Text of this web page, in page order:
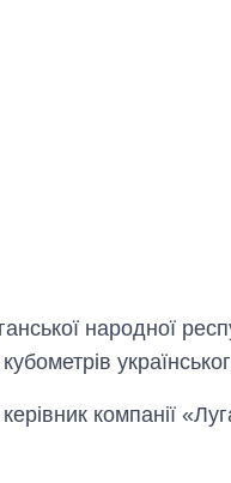
народної
компанії